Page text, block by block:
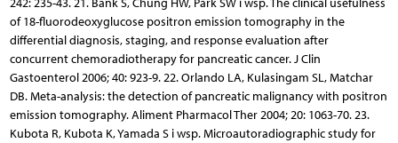
of 18-fluorodeoxyglucose positron emission tomography in the
differential diagnosis, staging, and response evaluation after
concurrent chemoradiotherapy for pancreatic cancer. J Clin
Gastoenterol 2006; 40: 923-9. 22. Orlando LA, Kulasingam SL, Matchar
DB. Meta-analysis: the detection of pancreatic malignancy with positron
emission tomography. Aliment Pharmacol Ther 2004; 20: 1063-70. 23.
Kubota R, Kubota K, Yamada S i wsp. Microautoradiographic study for